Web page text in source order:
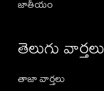
తెలుగు వార్తలు
తాజా వార్తలు